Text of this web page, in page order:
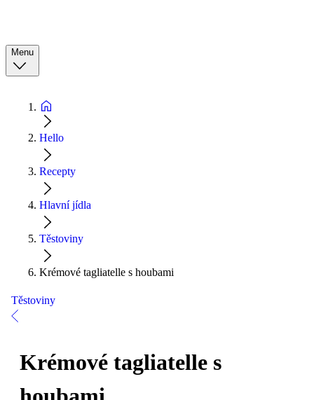
Menu
Hello
Recepty
Hlavní jídla
Těstoviny
Krémové tagliatelle s houbami
Těstoviny
Krémové tagliatelle s